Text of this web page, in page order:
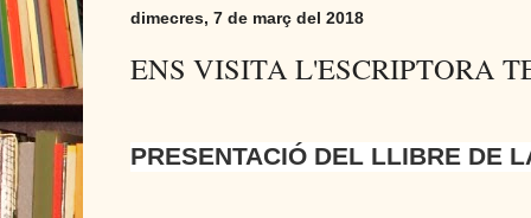
dimecres, 7 de març del 2018
ENS VISITA L'ESCRIPTORA
PRESENTACIÓ DEL LLIBRE DE